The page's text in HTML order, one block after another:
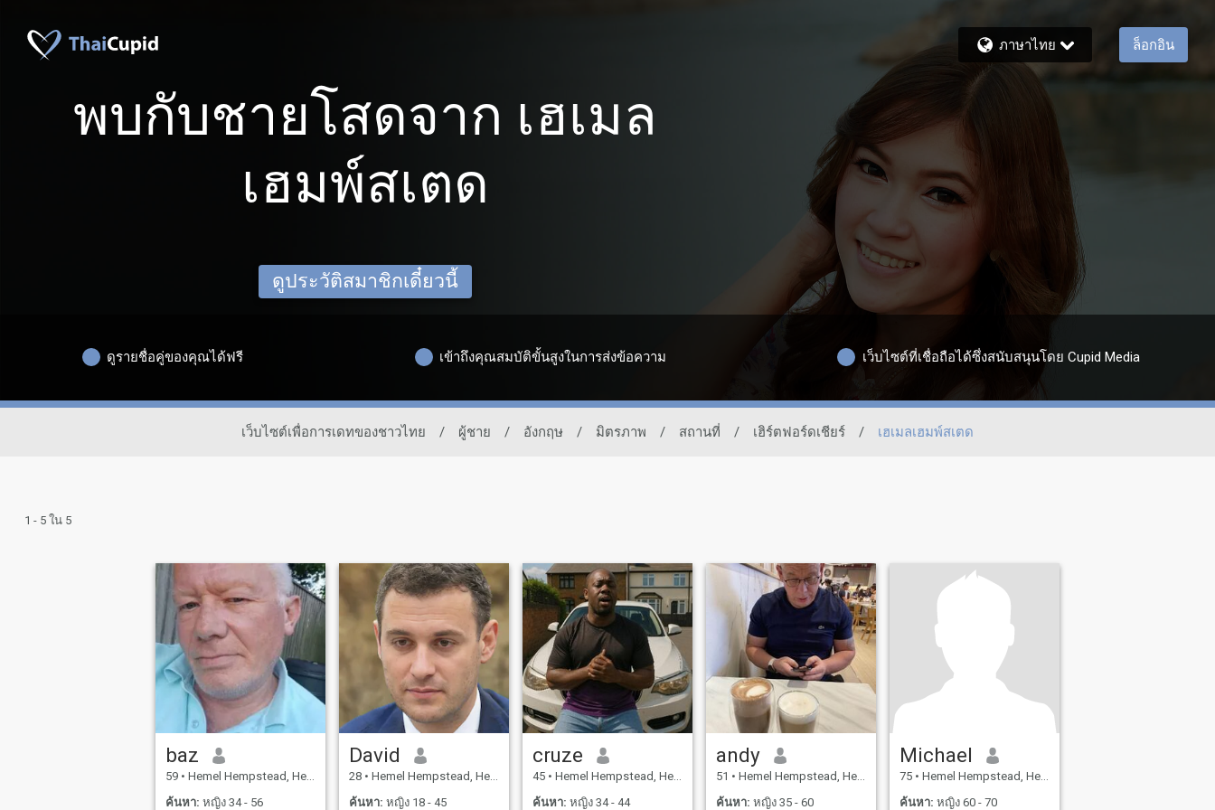
ภาษาไทย ล็อกอิน
พบกับชายโสดจาก เฮเมล
เฮมพ์สเตด
ดูประวัติสมาชิกเดี๋ยวนี้
ดูรายชื่อคู่ของคุณได้ฟรี เข้าถึงคุณสมบัติขั้นสูงในการส่งข้อความ เว็บไซต์ที่เชื่อถือได้ซึ่งสนับสนุนโดย Cupid Media
เว็บไซต์เพื่อการเดทของชาวไทย / ผู้ชาย / อังกฤษ / มิตรภาพ / สถานที่ / เฮิร์ตฟอร์ดเชียร์ / เฮเมลเฮมพ์สเตด
1 - 5 ใน 5
baz
59 • Hemel Hempstead, Hertfordshire, อังกฤษ
ค้นหา: หญิง 34 - 56
David
28 • Hemel Hempstead, Hertfordshire, อังกฤษ
ค้นหา: หญิง 18 - 45
cruze
45 • Hemel Hempstead, Hertfordshire, อังกฤษ
ค้นหา: หญิง 34 - 44
andy
51 • Hemel Hempstead, Hertfordshire, อังกฤษ
ค้นหา: หญิง 35 - 60
Michael
75 • Hemel Hempstead, Hertfordshire, อังกฤษ
ค้นหา: หญิง 60 - 70